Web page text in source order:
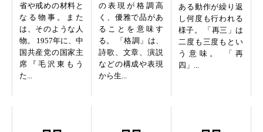
省や戒めの材料と
なる物事。また
は、そのような人
物。 1957年に、中
国共産党の国家主
席『毛沢東もう
た...
の表現が格調高
く、優雅で品があ
ることを意味す
る。 「格調」は、
詩歌、文章、演説
などの構成や表現
から生...
ある動作が繰り返
し何度も行われる
様子。 「再三」は
二度も三度もとい
う意味。 「再
四」...